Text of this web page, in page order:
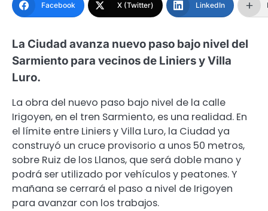
Facebook X (Twitter) LinkedIn
La Ciudad avanza nuevo paso bajo nivel del
Sarmiento para vecinos de Liniers y Villa
Luro.
La obra del nuevo paso bajo nivel de la calle
Irigoyen, en el tren Sarmiento, es una realidad. En
el límite entre Liniers y Villa Luro, la Ciudad ya
construyó un cruce provisorio a unos 50 metros,
sobre Ruiz de los Llanos, que será doble mano y
podrá ser utilizado por vehículos y peatones. Y
mañana se cerrará el paso a nivel de Irigoyen
para avanzar con los trabajos.